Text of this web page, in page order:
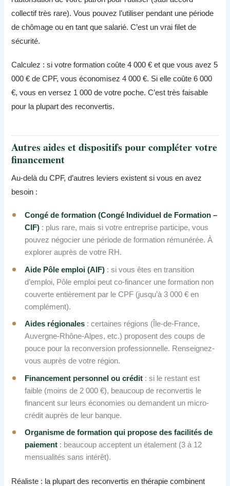
collectif très rare). Vous pouvez l’utiliser pendant une période
de chômage ou en tant que salarié. C’est un vrai filet de
sécurité.
Calculez : si votre formation coûte 4 000 € et que vous avez 5
000 € de CPF, vous économisez 4 000 €. Si elle coûte 6 000
€, vous en versez 1 000 de votre poche. C’est très faisable
pour la plupart des reconvertis.
Autres aides et dispositifs pour compléter votre
financement
Au-delà du CPF, d’autres leviers existent si vous en avez
besoin :
Congé de formation (Congé Individuel de Formation –
CIF) : plus rare, mais si votre entreprise participe, vous
pouvez négocier une période de formation rémunérée. À
explorer auprès de votre RH.
Aide Pôle emploi (AIF) : si vous êtes en transition
d’emploi, Pôle emploi peut co-financer une formation non
couverte entièrement par le CPF (jusqu’à 3 000 € en
complément).
Aides régionales : certaines régions (Île-de-France,
Auvergne-Rhône-Alpes, etc.) proposent des coups de
pouce pour la reconversion professionnelle. Renseignez-
vous auprès de votre région.
Financement personnel ou crédit : si le restant est
faible (moins de 2 000 €), beaucoup de reconvertis le
financent sur leurs économies ou demandent un micro-
crédit auprès de leur banque.
Organisme de formation qui propose des facilités de
paiement : beaucoup acceptent un étalement (3 à 12
mensualités sans intérêt).
Réaliste : la plupart des reconvertis en thérapie combinent